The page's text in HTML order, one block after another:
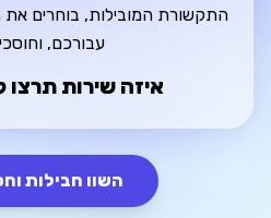
התקשורת המובילות, בוחרים
עבורכם,
איזה שירות תרצו
השוו חבילות